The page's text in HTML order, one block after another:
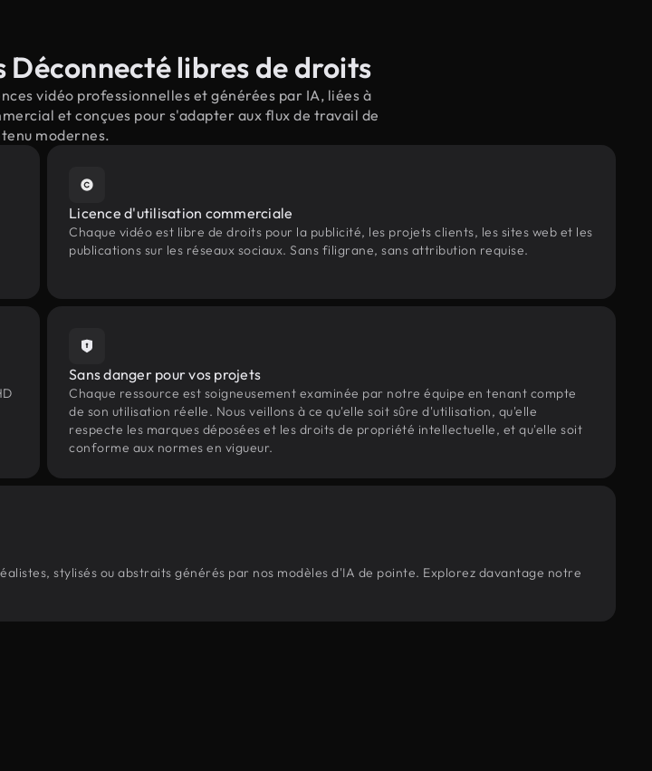
Déconnecté libres de droits
vidéo professionnelles et générées par IA, liées à
et conçues pour s'adapter aux flux de travail de
modernes.
Licence d'utilisation commerciale
Chaque vidéo est libre de droits pour la publicité, les projets clients, les sites web et les
publications sur les réseaux sociaux. Sans filigrane, sans attribution requise.
Sans danger pour vos projets
Chaque ressource est soigneusement examinée par notre équipe en tenant compte
de son utilisation réelle. Nous veillons à ce qu'elle soit sûre d'utilisation, qu'elle
respecte les marques déposées et les droits de propriété intellectuelle, et qu'elle soit
conforme aux normes en vigueur.
stylisés ou abstraits générés par nos modèles d'IA de pointe. Explorez davantage notre